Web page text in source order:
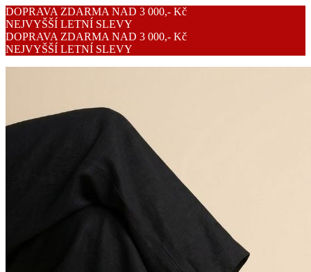
DOPRAVA ZDARMA NAD 3 000,- Kč
NEJVYŠŠÍ LETNÍ SLEVY
DOPRAVA ZDARMA NAD 3 000,- Kč
NEJVYŠŠÍ LETNÍ SLEVY